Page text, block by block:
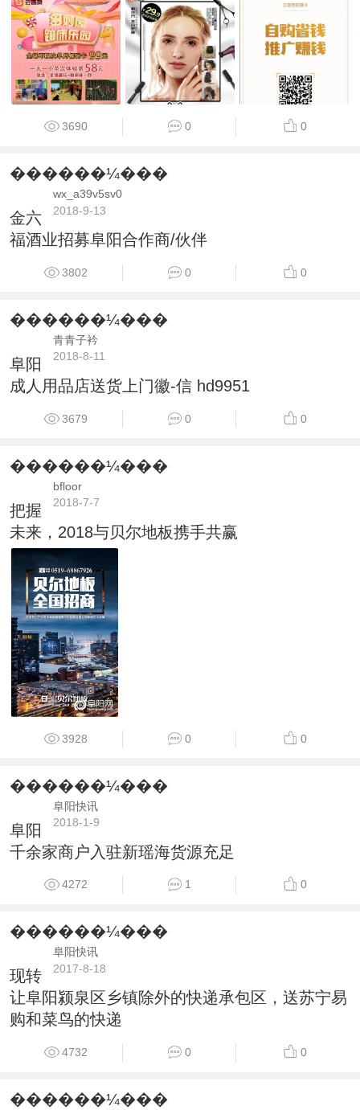
3690 0 0
������¼���
wx_a39v5sv0
2018-9-13
金六
福酒业招募阜阳合作商/伙伴
3802 0 0
������¼���
青青子衿
2018-8-11
阜阳
成人用品店送货上门徽-信 hd9951
3679 0 0
������¼���
bfloor
2018-7-7
把握
未来，2018与贝尔地板携手共赢
3928 0 0
������¼���
阜阳快讯
2018-1-9
阜阳
千余家商户入驻新瑶海货源充足
4272 1 0
������¼���
阜阳快讯
2017-8-18
现转
让阜阳颍泉区乡镇除外的快递承包区，送苏宁易
购和菜鸟的快递
4732 0 0
������¼���